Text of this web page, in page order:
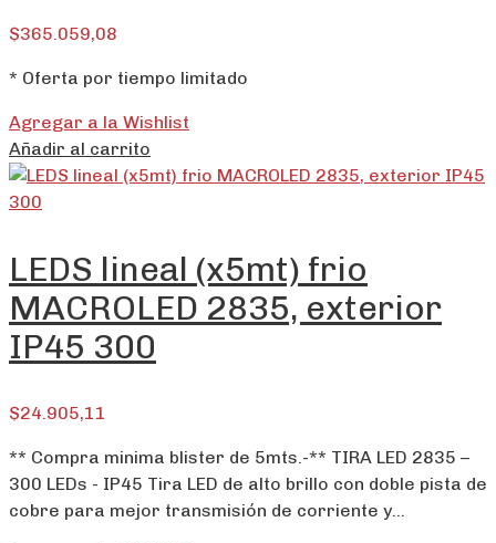
$365.059,08
* Oferta por tiempo limitado
Agregar a la Wishlist
Añadir al carrito
LEDS lineal (x5mt) frio
MACROLED 2835, exterior
IP45 300
$24.905,11
** Compra minima blister de 5mts.-** TIRA LED 2835 –
300 LEDs - IP45 Tira LED de alto brillo con doble pista de
cobre para mejor transmisión de corriente y…